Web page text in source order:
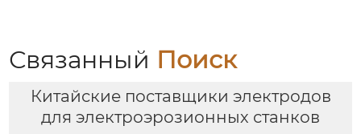
Связанный Поиск
Китайские поставщики электродов
для электроэрозионных станков